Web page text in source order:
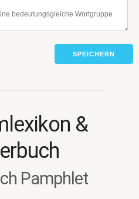
SPEICHERN
&
Pamphlet